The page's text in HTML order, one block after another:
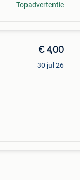
Topadvertentie
€ 4,00
30 jul 26